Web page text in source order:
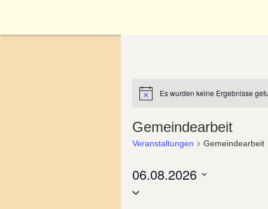
Zum
HinweisEs wurden keine Ergebnisse
Gemeindearbeit
Veranstaltungen Gemeindearbeit
06.08.2026
Datum